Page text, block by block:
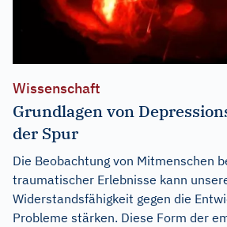
Wissenschaft
Grundlagen von
der Spur
Die Beobachtung von Mitmenschen
traumatischer Erlebnisse kann
Widerstandsfähigkeit gegen die
Probleme stärken. Diese Form der